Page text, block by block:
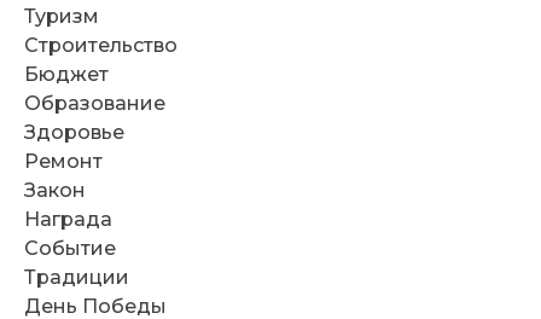
Туризм
Строительство
Бюджет
Образование
Здоровье
Ремонт
Закон
Награда
Событие
Традиции
День Победы